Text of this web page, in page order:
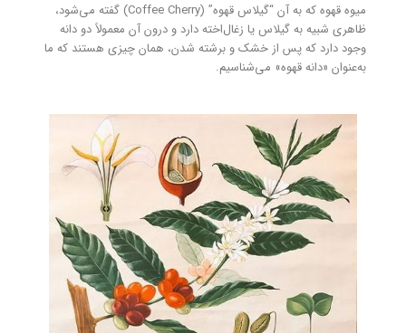
میوه قهوه که به آن “گیلاس قهوه” (Coffee Cherry) گفته می‌شود،
ظاهری شبیه به گیلاس یا زغال‌اخته دارد و درون آن معمولاً دو دانه
وجود دارد که پس از خشک و برشته شدن، همان چیزی هستند که ما
به‌عنوان «دانه قهوه» می‌شناسیم.